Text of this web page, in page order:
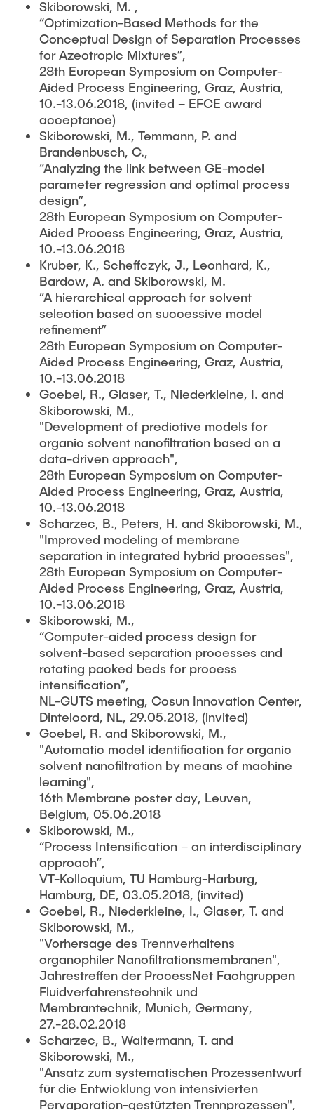
Skiborowski, M. ,
“Optimization-Based Methods for the
Conceptual Design of Separation Processes
for Azeotropic Mixtures”,
28th European Symposium on Computer-
Aided Process Engineering, Graz, Austria,
10.-13.06.2018, (invited – EFCE award
acceptance)
Skiborowski, M., Temmann, P. and
Brandenbusch, C.,
“Analyzing the link between GE-model
parameter regression and optimal process
design”,
28th European Symposium on Computer-
Aided Process Engineering, Graz, Austria,
10.-13.06.2018
Kruber, K., Scheffczyk, J., Leonhard, K.,
Bardow, A. and Skiborowski, M.
“A hierarchical approach for solvent
selection based on successive model
refinement”
28th European Symposium on Computer-
Aided Process Engineering, Graz, Austria,
10.-13.06.2018
Goebel, R., Glaser, T., Niederkleine, I. and
Skiborowski, M.,
"Development of predictive models for
organic solvent nanofiltration based on a
data-driven approach",
28th European Symposium on Computer-
Aided Process Engineering, Graz, Austria,
10.-13.06.2018
Scharzec, B., Peters, H. and Skiborowski, M.,
"Improved modeling of membrane
separation in integrated hybrid processes",
28th European Symposium on Computer-
Aided Process Engineering, Graz, Austria,
10.-13.06.2018
Skiborowski, M.,
“Computer-aided process design for
solvent-based separation processes and
rotating packed beds for process
intensification”,
NL-GUTS meeting, Cosun Innovation Center,
Dinteloord, NL, 29.05.2018, (invited)
Goebel, R. and Skiborowski, M.,
"Automatic model identification for organic
solvent nanofiltration by means of machine
learning",
16th Membrane poster day, Leuven,
Belgium, 05.06.2018
Skiborowski, M.,
“Process Intensification – an interdisciplinary
approach”,
VT-Kolloquium, TU Hamburg-Harburg,
Hamburg, DE, 03.05.2018, (invited)
Goebel, R., Niederkleine, I., Glaser, T. and
Skiborowski, M.,
"Vorhersage des Trennverhaltens
organophiler Nanofiltrationsmembranen",
Jahrestreffen der ProcessNet Fachgruppen
Fluidverfahrenstechnik und
Membrantechnik, Munich, Germany,
27.-28.02.2018
Scharzec, B., Waltermann, T. and
Skiborowski, M.,
"Ansatz zum systematischen Prozessentwurf
für die Entwicklung von intensivierten
Pervaporation-gestützten Trennprozessen",